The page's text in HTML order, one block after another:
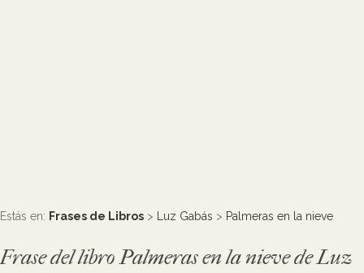
Estás en: Frases de Libros > Luz Gabás > Palmeras en la nieve
Frase del libro Palmeras en la nieve de Luz